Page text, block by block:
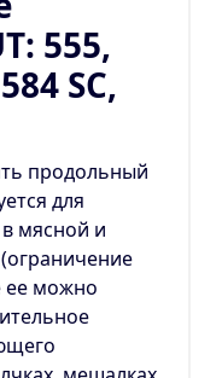
555,
SC,
продольный
для
мясной и
ее можно